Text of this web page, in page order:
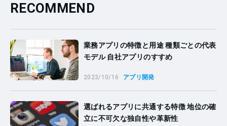
RECOMMEND
業務アプリの特徴と用途 種類ごとの代表
モデル 自社アプリのすすめ
2023/10/16 アプリ開発
選ばれるアプリに共通する特徴 地位の確
立に不可欠な独自性や革新性